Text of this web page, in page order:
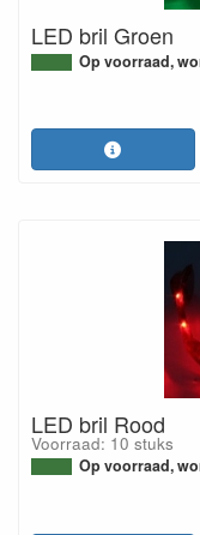
LED bril Groen
Op voorraad,
LED bril Rood
Voorraad: 10 stuks
Op voorraad,